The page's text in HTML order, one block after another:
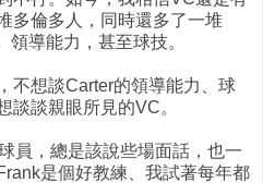
多倫多人，同時還多了一堆
導能力，甚至球技。
不想談Carter的領導能力、球
談談親眼所見的VC。
員，總是該說些場面話，也一
是個好教練、我試著每年都